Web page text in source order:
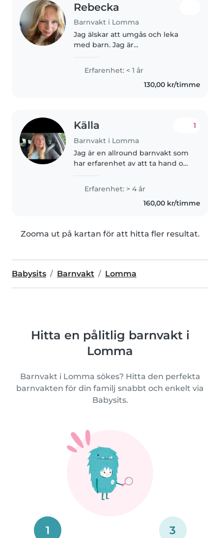
Rebecka
Barnvakt i Lomma
Jag älskar att umgås och leka
med barn. Jag är
jobbat som simtränare med barn
trivs med att laga mat, läsa högt
Erfarenhet: < 1 år
130,00 kr/timme
Källa
Barnvakt i Lomma
1
Jag är en allround barnvakt som
har erfarenhet av att ta hand om
tonåring. Jag har en utbildning
inom Barn och fritid och har
jobbat som barnvakt..
Erfarenhet: > 4 år
160,00 kr/timme
Zooma ut på kartan för att hitta fler resultat.
Babysits Barnvakt Lomma
Hitta en pålitlig barnvakt i
Lomma
Barnvakt i Lomma sökes? Hitta den perfekta
barnvakten för din familj snabbt och enkelt via
Babysits.
1 3